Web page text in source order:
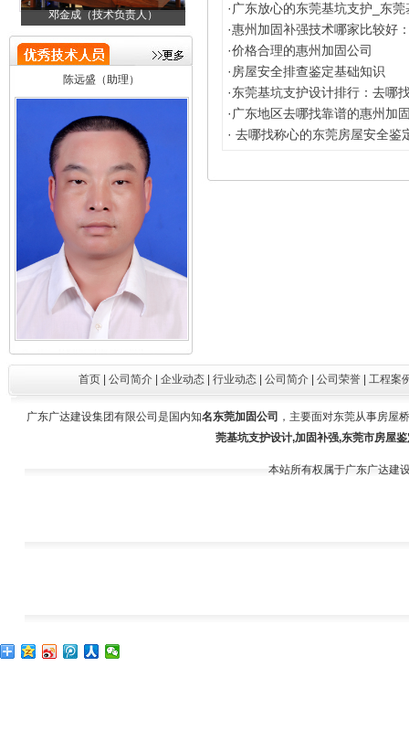
关庆焕（总经理） 邓金成（技术负责人）
陈远盛（助理）
· 广东放心的东莞基坑支护_东莞
·惠州加固补强技术哪家比较好
·价格合理的惠州加固公司
· 房屋安全排查鉴定基础知识
·东莞基坑支护设计排行：去哪
· 广东地区去哪找靠谱的惠州加
· 去哪找称心的东莞房屋安全鉴
首页 公司简介 企业动态 行业动态 公司简介 公司荣誉 工程案
广东广达建设集团有限公司是国内知名东莞加固公司 ，主要面对东莞从事房屋
莞基坑支护设计,加固补强,东莞市房屋
本站所有权属于广东广达建